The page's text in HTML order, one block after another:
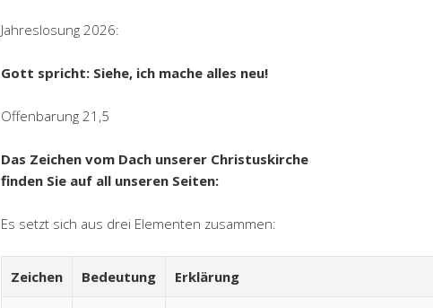
Jahreslosung 2026:
Gott spricht: Siehe, ich mache alles neu!
Offenbarung 21,5
Das Zeichen vom Dach unserer Christuskirche
finden Sie auf all unseren Seiten:
Es setzt sich aus drei Elementen zusammen:
Zeichen Bedeutung Erklärung